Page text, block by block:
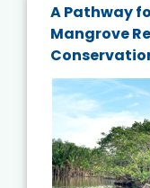
A Pathway
Mangrove